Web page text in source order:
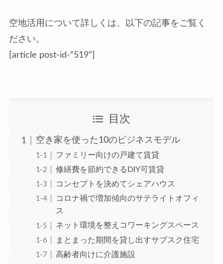
空地活用について詳しくは、以下の記事をご覧く
ださい。
[article post-id-“519”]
目次
空き家を使った10のビジネスモデル
ファミリー向けの戸建て賃貸
修繕費を節約できるDIY可賃貸
コンセプトを決めてシェアハウス
コロナ禍で増加傾向のサテライトオフィ
ス
ネット環境を整えコワーキングスペース
まとまった期間を貸し出すサブスク住宅
高齢者向けに介護施設